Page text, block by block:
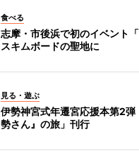
食べる
志摩・市後浜で初のイベント
スキムボードの聖地に
見る・遊ぶ
伊勢神宮式年遷宮応援本第2
勢さん』の旅」刊行